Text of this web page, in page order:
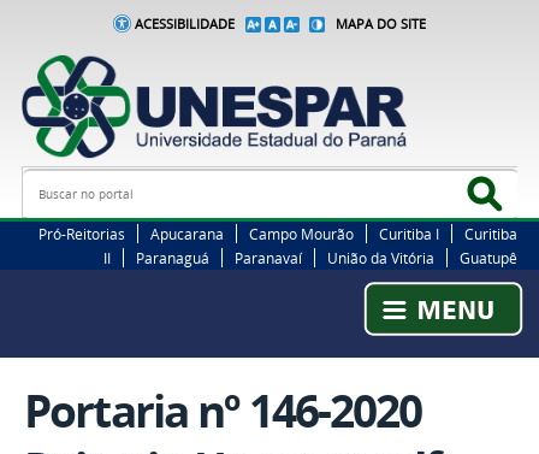
ACESSIBILIDADE MAPA DO SITE
Busca
Pró-Reitorias Apucarana Campo Mourão Curitiba I
Curitiba
II
Paranaguá Paranavaí União da Vitória Guatupê
Portaria nº 146-2020